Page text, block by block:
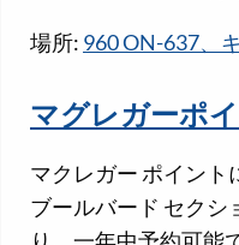
場所: 960 ON-637、
マグレガーポ
マクレガー ポイント
ブールバード セクシ
り、一年中予約可能